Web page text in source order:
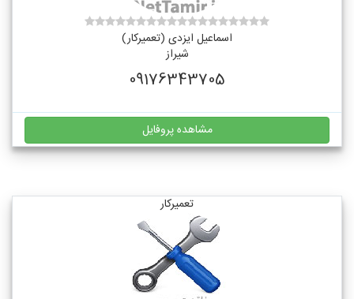
اسماعیل ایزدی (تعمیرکار)
شیراز
09176343705
مشاهده پروفایل
تعمیرکار